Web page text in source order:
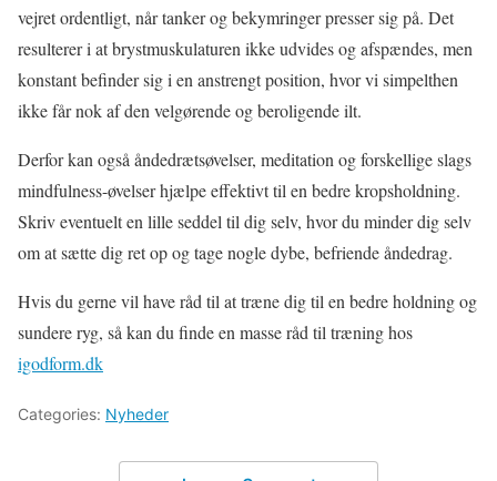
vejret ordentligt, når tanker og bekymringer presser sig på. Det
resulterer i at brystmuskulaturen ikke udvides og afspændes, men
konstant befinder sig i en anstrengt position, hvor vi simpelthen
ikke får nok af den velgørende og beroligende ilt.
Derfor kan også åndedrætsøvelser, meditation og forskellige slags
mindfulness-øvelser hjælpe effektivt til en bedre kropsholdning.
Skriv eventuelt en lille seddel til dig selv, hvor du minder dig selv
om at sætte dig ret op og tage nogle dybe, befriende åndedrag.
Hvis du gerne vil have råd til at træne dig til en bedre holdning og
sundere ryg, så kan du finde en masse råd til træning hos
igodform.dk
Categories: Nyheder